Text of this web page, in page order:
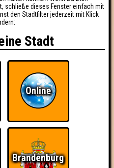
schließe dieses Fenster einfach mit
den Stadtfilter jederzeit mit Klick
Stadt
Online
Brandenburg